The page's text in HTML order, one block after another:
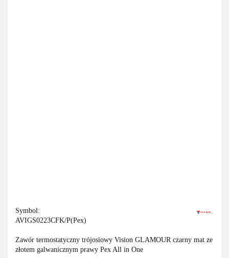
Symbol:
AVIGS0223CFK/P(Pex)
Zawór termostatyczny trójosiowy Vision GLAMOUR czarny mat ze
złotem galwanicznym prawy Pex All in One